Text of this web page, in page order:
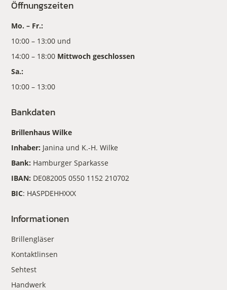
Öffnungszeiten
Mo. – Fr.:
10:00 – 13:00 und
14:00 – 18:00 Mittwoch geschlossen
Sa.:
10:00 – 13:00
Bankdaten
Brillenhaus Wilke
Inhaber: Janina und K.-H. Wilke
Bank: Hamburger Sparkasse
IBAN: DE082005 0550 1152 210702
BIC: HASPDEHHXXX
Informationen
Brillengläser
Kontaktlinsen
Sehtest
Handwerk